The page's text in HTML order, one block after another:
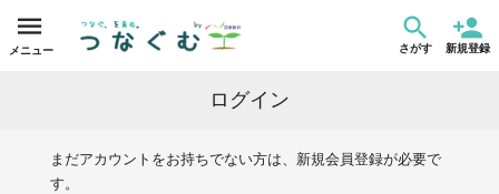
メニュー さがす 新規登録
ログイン
まだアカウントをお持ちでない方は、新規会員登録が必要で
す。